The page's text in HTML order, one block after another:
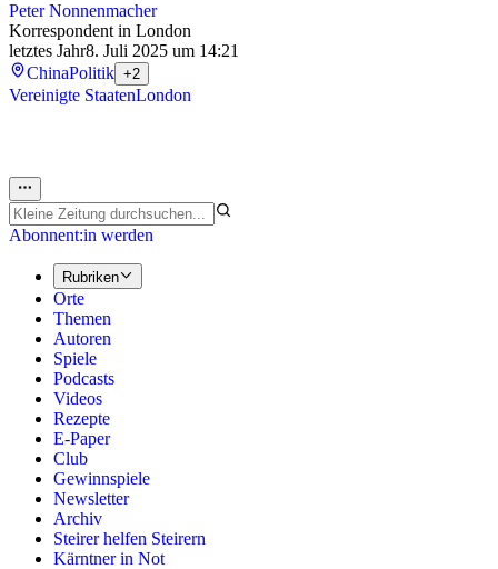
Peter Nonnenmacher
Korrespondent in London
letztes Jahr8. Juli 2025 um 14:21
ChinaPolitik +2
Vereinigte StaatenLondon
Abonnent:in werden
Rubriken
Orte
Themen
Autoren
Spiele
Podcasts
Videos
Rezepte
E-Paper
Club
Gewinnspiele
Newsletter
Archiv
Steirer helfen Steirern
Kärntner in Not